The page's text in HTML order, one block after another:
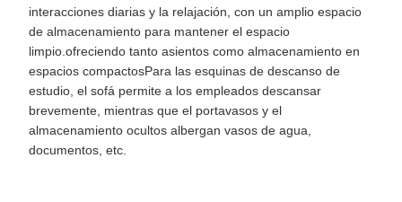
interacciones diarias y la relajación, con un amplio espacio
de almacenamiento para mantener el espacio
limpio.ofreciendo tanto asientos como almacenamiento en
espacios compactosPara las esquinas de descanso de
estudio, el sofá permite a los empleados descansar
brevemente, mientras que el portavasos y el
almacenamiento ocultos albergan vasos de agua,
documentos, etc.